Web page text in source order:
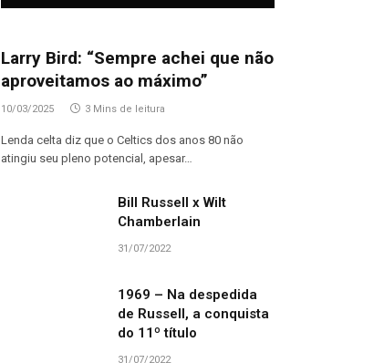
Larry Bird: “Sempre achei que não
aproveitamos ao máximo”
10/03/2025 3 Mins de leitura
Lenda celta diz que o Celtics dos anos 80 não
atingiu seu pleno potencial, apesar…
Bill Russell x Wilt
Chamberlain
31/07/2022
1969 – Na despedida
de Russell, a conquista
do 11º título
31/07/2022